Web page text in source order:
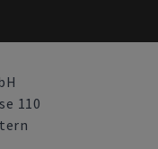
110